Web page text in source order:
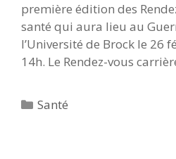
première édition des
santé qui aura lieu au
l’Université de Brock le 26
14h. Le Rendez-vous
Catégories
Santé